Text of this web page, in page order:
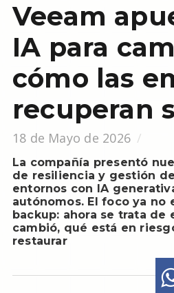
Veeam
IA para
cómo las
recuperan
18 de Mayo de 2026
La compañía presentó
de resiliencia y gestión
entornos con IA
autónomos. El foco ya no
backup: ahora se trata de
cambió, qué está en
restaurar